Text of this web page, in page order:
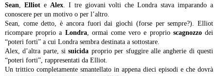
Sean
Elliote Alex. I tre giovani volti che Londra stava imparando a
conoscere per un motivo o per l’altro.
Sean, come detto, è ancora fuori dai giochi (forse per sempre?).
Elliot
ricompare proprio a Londra, ormai come vero e proprio scagnozzodei
“poteri forti” a cui Londra sembra destinata a sottostare.
Alex, d’altra parte, sisuicida proprio per sfuggire alle angherie di questi
“poteri forti”, rappresentati da Elliot.
Un trittico completamente smantellato in appena dieci episodi e che dovrà